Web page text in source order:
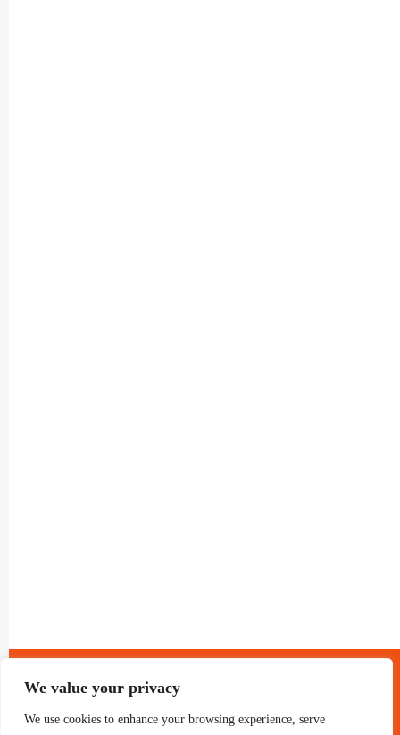
We value your privacy
We use cookies to enhance your browsing experience, serve
® GRUP TELEVISIO 2022.
TOTS ELS DRETS RESERVATS